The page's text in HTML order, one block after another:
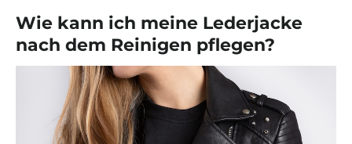
Wie kann ich meine Lederjacke
nach dem Reinigen pflegen?